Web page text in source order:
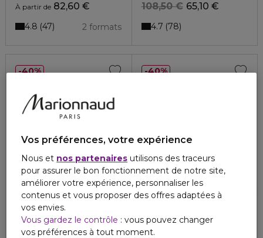
À partir de 82,60 €
2 formats
4.8 47
65,10 €
108,50 €
4.7 78
DIESEL
SOUND OF THE BRAVE
Eau de toilette
40%
D BY DIESEL
Eau de parfum
40%
Vos préférences, votre expérience
Nous et nos partenaires utilisons des traceurs
pour assurer le bon fonctionnement de notre site,
améliorer votre expérience, personnaliser les
contenus et vous proposer des offres adaptées à
vos envies.
Vous gardez le contrôle : vous pouvez changer
vos préférences à tout moment.